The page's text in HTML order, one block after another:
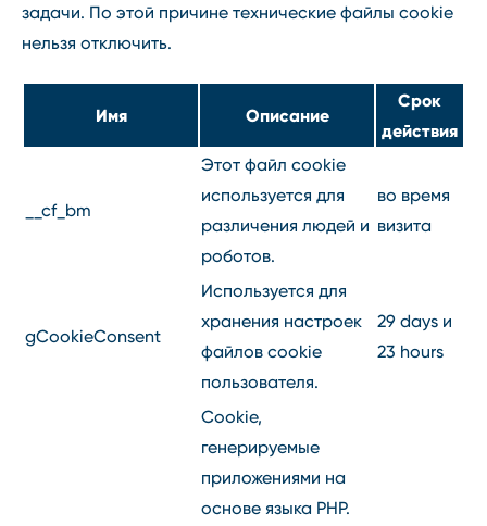
задачи. По этой причине технические файлы cookie
нельзя отключить.
Имя Описание
Срок
действия
__cf_bm
Этот файл cookie
используется для
различения людей и
роботов.
во время
визита
gCookieConsent
Используется для
хранения настроек
файлов cookie
пользователя.
29 days и
23 hours
Cookie,
генерируемые
приложениями на
основе языка PHP.